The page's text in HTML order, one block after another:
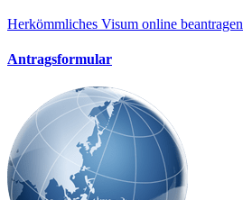
Herkömmliches Visum online beantragen
Antragsformular